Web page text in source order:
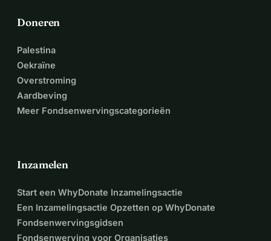
Doneren
Palestina
Oekraïne
Overstroming
Aardbeving
Meer Fondsenwervingscategorieën
Inzamelen
Start een WhyDonate Inzamelingsactie
Een Inzamelingsactie Opzetten op WhyDonate
Fondsenwervingsgidsen
Fondsenwerving voor Organisaties